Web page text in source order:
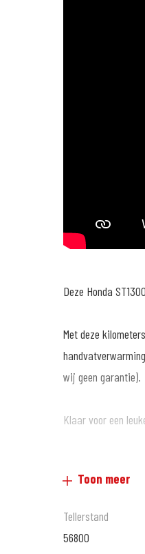
Deze Honda
Met deze
wij geen garantie).
Klaar voor een
MotoPort Goes XXL
Toon meer
Tellerstand
56800